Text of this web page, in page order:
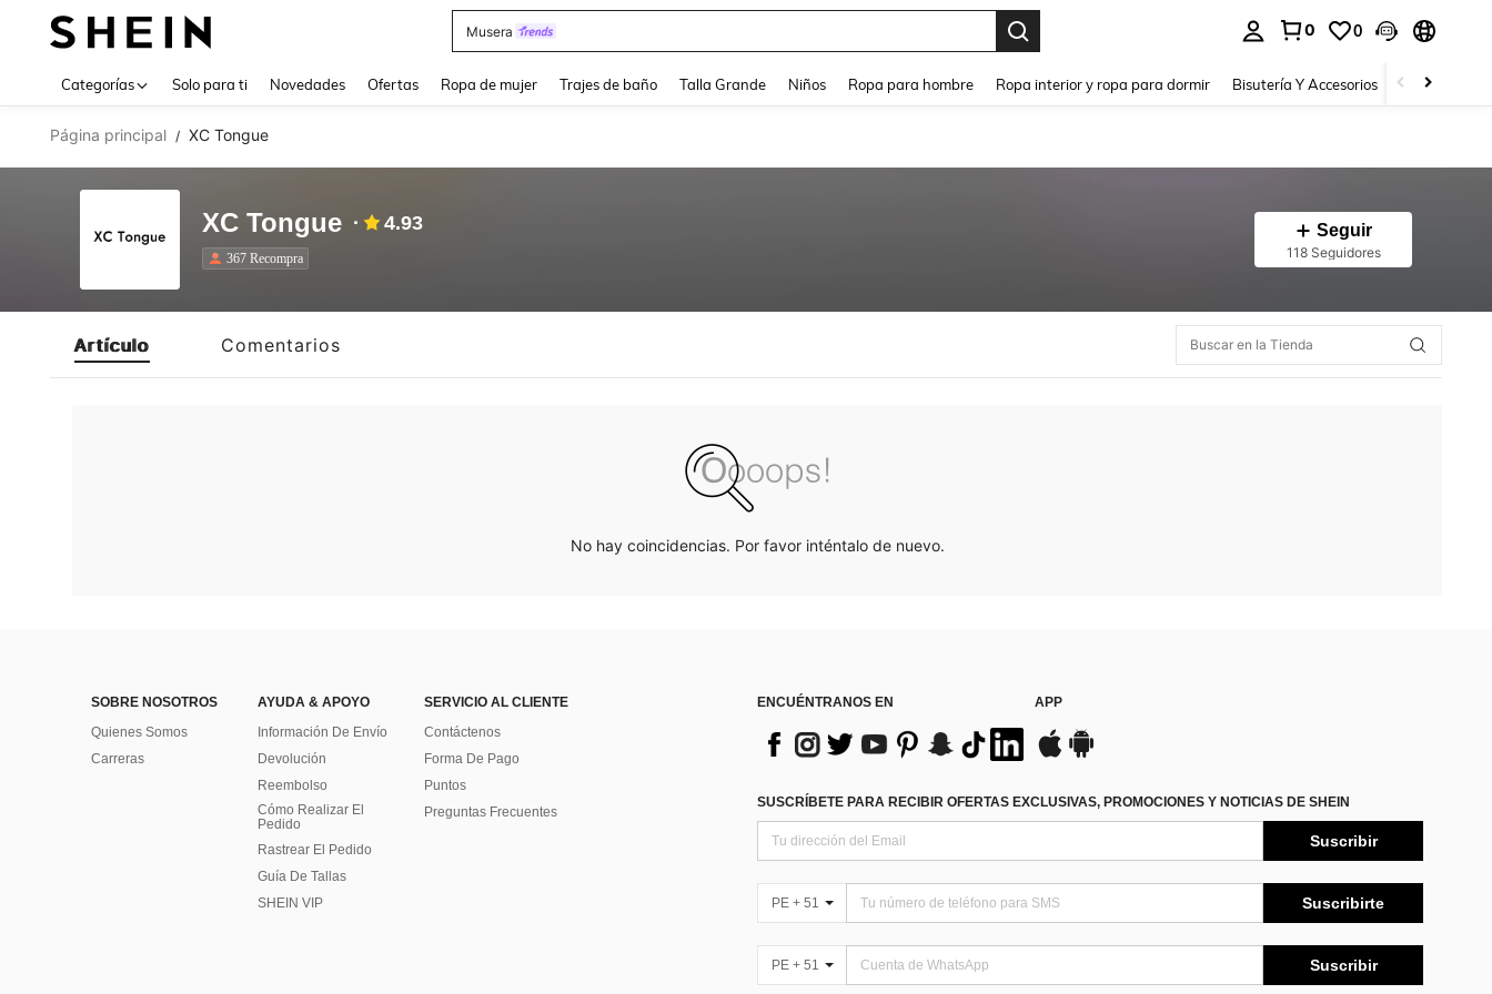
Musera
0 0
Categorías Solo para ti Novedades Ofertas Ropa de mujer Trajes de baño Talla Grande Niños Ropa para hombre Ropa interior y ropa para dormir Bisutería Y Accesorios Zapatos
Página principal / XC Tongue
XC Tongue 4.93
367 Recompra
Seguir
118 Seguidores
Artículo Comentarios
No hay coincidencias. Por favor inténtalo de nuevo.
SOBRE NOSOTROS
Quienes Somos
Carreras
AYUDA & APOYO
Información De Envío
Devolución
Reembolso
Cómo Realizar El
Pedido
Rastrear El Pedido
Guía De Tallas
SHEIN VIP
SERVICIO AL CLIENTE
Contáctenos
Forma De Pago
Puntos
Preguntas Frecuentes
ENCUÉNTRANOS EN APP
SUSCRÍBETE PARA RECIBIR OFERTAS EXCLUSIVAS, PROMOCIONES Y NOTICIAS DE SHEIN
Suscribir
PE + 51 Suscribirte
PE + 51 Suscribir